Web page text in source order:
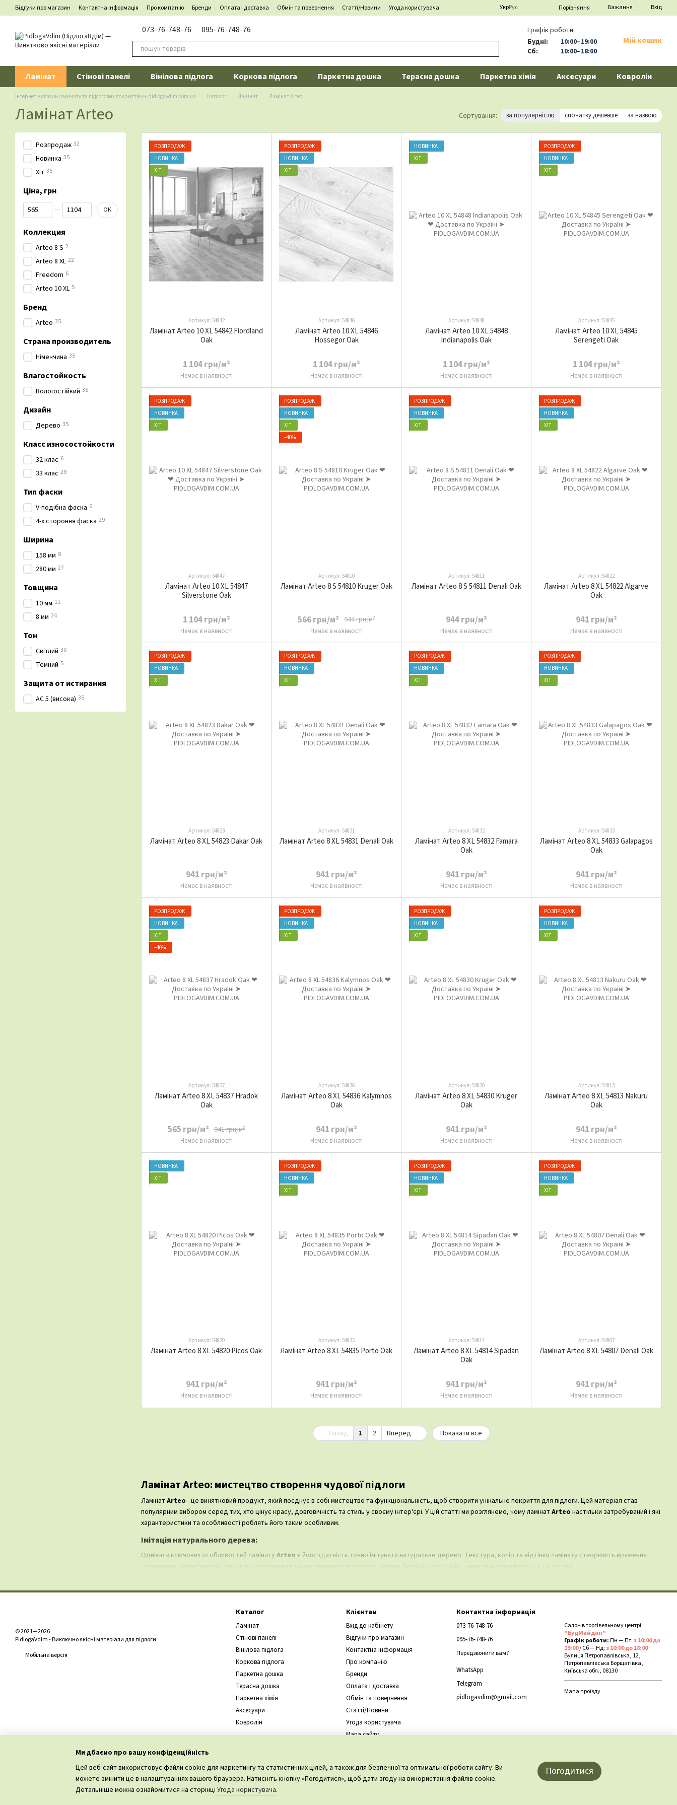
Перейти до основного контенту
Відгуки про магазин Контактна інформація Про компанію Бренди Оплата і доставка Обмін та повернення Статті/Новини Угода користувача УкрРус Порівняння Бажання Вхід
073-76-748-76 095-76-748-76
Графік роботи:
Будні:
10:00–19:00
Сб:
10:00–18:00
Мій кошик
Ламінат Стінові панелі Вінілова підлога Коркова підлога Паркетна дошка Терасна дошка Паркетна хімія Аксесуари Ковролін
Інтернет магазин ламінату та підлогових покриттів 👀 pidlogavdim.com.ua Каталог Ламінат Ламінат Arteo
Ламінат Arteo Сортування: за популярністю спочатку дешевше за назвою
Ламінат Arteo: мистецтво створення чудової підлоги
ЛамінатArteo - це винятковий продукт, який поєднує в собі мистецтво та функціональність, щоб створити унікальне покриття для підлоги. Цей матеріал став
популярним вибором серед тих, хто цінує красу, довговічність та стиль у своєму інтер'єрі. У цій статті ми розглянемо, чому ламінатArteo настільки затребуваний і які
характеристики та особливості роблять його таким особливим.
Імітація натурального дерева:
Однією з ключових особливостей ламінату Arteo є його здатність точно імітувати натуральне дерево. Текстура, колір та відтінки ламінату створюють враження
робить його ідеальним для приміщень з високою прохідністю та сімей, де діти та домашні тварини можуть створювати додаткове зношування.
Ламінат
обладнаний інноваційною системою "клац-клік", яка значно спрощує процес укладання. Ви можете легко вкласти його самі, без необхідності
запрошувати фахівців, що заощаджує вам як час, так і гроші.
надають збільшену стійкість до вологості, що робить його придатним для використання у вологих приміщеннях, таких як ванні кімнати
легко чистити та доглядати. Його поверхня не потребує спеціального догляду, і регулярне прибирання підтримає його привабливий вигляд протягом
Екологічна чистота:
Виробництво ламінатуArteoвідповідає екологічним стандартам і не містить шкідливих речовин. Це надає йому статусу екологічно чистого продукту, який
безпечний для здоров'я та навколишнього середовища.
РОЗПРОДАЖ
НОВИНКА
ХІТ
Артикул: 54842
Ламінат Arteo 10 XL 54842 Fiordland
Oak
1 104 грн/м²
Немає в наявності
РОЗПРОДАЖ
НОВИНКА
ХІТ
Артикул: 54846
Ламінат Arteo 10 XL 54846
Hossegor Oak
1 104 грн/м²
Немає в наявності
НОВИНКА
ХІТ
Артикул: 54848
Ламінат Arteo 10 XL 54848
Indianapolis Oak
1 104 грн/м²
Немає в наявності
РОЗПРОДАЖ
НОВИНКА
ХІТ
Артикул: 54845
Ламінат Arteo 10 XL 54845
Serengeti Oak
1 104 грн/м²
Немає в наявності
РОЗПРОДАЖ
НОВИНКА
ХІТ
Артикул: 54847
Ламінат Arteo 10 XL 54847
Silverstone Oak
1 104 грн/м²
Немає в наявності
РОЗПРОДАЖ
НОВИНКА
ХІТ
−40%
Артикул: 54810
Ламінат Arteo 8 S 54810 Kruger Oak
944 грн/м²
566 грн/м²
Немає в наявності
РОЗПРОДАЖ
НОВИНКА
ХІТ
Артикул: 54811
Ламінат Arteo 8 S 54811 Denali Oak
944 грн/м²
Немає в наявності
РОЗПРОДАЖ
НОВИНКА
ХІТ
Артикул: 54822
Ламінат Arteo 8 XL 54822 Algarve
Oak
941 грн/м²
Немає в наявності
РОЗПРОДАЖ
НОВИНКА
ХІТ
Артикул: 54823
Ламінат Arteo 8 XL 54823 Dakar Oak
941 грн/м²
Немає в наявності
РОЗПРОДАЖ
НОВИНКА
ХІТ
Артикул: 54831
Ламінат Arteo 8 XL 54831 Denali Oak
941 грн/м²
Немає в наявності
РОЗПРОДАЖ
НОВИНКА
ХІТ
Артикул: 54832
Ламінат Arteo 8 XL 54832 Famara
Oak
941 грн/м²
Немає в наявності
РОЗПРОДАЖ
НОВИНКА
ХІТ
Артикул: 54833
Ламінат Arteo 8 XL 54833 Galapagos
Oak
941 грн/м²
Немає в наявності
РОЗПРОДАЖ
НОВИНКА
ХІТ
−40%
Артикул: 54837
Ламінат Arteo 8 XL 54837 Hradok
Oak
941 грн/м²
565 грн/м²
Немає в наявності
РОЗПРОДАЖ
НОВИНКА
ХІТ
Артикул: 54836
Ламінат Arteo 8 XL 54836 Kalymnos
Oak
941 грн/м²
Немає в наявності
РОЗПРОДАЖ
НОВИНКА
ХІТ
Артикул: 54830
Ламінат Arteo 8 XL 54830 Kruger
Oak
941 грн/м²
Немає в наявності
РОЗПРОДАЖ
НОВИНКА
ХІТ
Артикул: 54813
Ламінат Arteo 8 XL 54813 Nakuru
Oak
941 грн/м²
Немає в наявності
НОВИНКА
ХІТ
Артикул: 54820
Ламінат Arteo 8 XL 54820 Picos Oak
941 грн/м²
Немає в наявності
РОЗПРОДАЖ
НОВИНКА
ХІТ
Артикул: 54835
Ламінат Arteo 8 XL 54835 Porto Oak
941 грн/м²
Немає в наявності
РОЗПРОДАЖ
НОВИНКА
ХІТ
Артикул: 54814
Ламінат Arteo 8 XL 54814 Sipadan
Oak
941 грн/м²
Немає в наявності
РОЗПРОДАЖ
НОВИНКА
ХІТ
Артикул: 54807
Ламінат Arteo 8 XL 54807 Denali Oak
941 грн/м²
Немає в наявності
Назад 1 2 Вперед Показати все
Розпродаж 32
Новинка 35
Хіт 35
Ціна, грн
Від Ціна, грн
До Ціна, грн ОК
Коллекция
Arteo 8 S 2
Arteo 8 XL 22
Freedom 6
Arteo 10 XL 5
Бренд
Arteo 35
Страна производитель
Німеччина 35
Влагостойкость
Вологостійкий 35
Дизайн
Дерево 35
Класс износостойкости
32 клас 6
33 клас 29
Тип фаски
V-подібна фаска 6
4-х стороння фаска 29
Ширина
158 мм 8
280 мм 27
Товщина
10 мм 11
8 мм 24
Тон
Світлий 30
Темний 5
Защита от истирания
АС 5 (висока) 35
© 2021—2026
PidlogaVdim - Виключно якісні матеріали для підлоги
Мобільна версія
Інтернет-магазин створений з Хорошоп
Каталог
Ламінат
Стінові панелі
Вінілова підлога
Коркова підлога
Паркетна дошка
Терасна дошка
Паркетна хімія
Аксесуари
Ковролін
Клієнтам
Вхід до кабінету
Відгуки про магазин
Контактна інформація
Про компанію
Бренди
Оплата і доставка
Обмін та повернення
Статті/Новини
Угода користувача
Мапа сайту
Контактна інформація
073-76-748-76
095-76-748-76
Передзвонити вам?
WhatsApp
Telegram
pidlogavdim@gmail.com
Салон в торгівельному центрі
"БудМайдан"
Графік роботи:Пн — Пт: з 10:00 до
19:00/ Сб — Нд: з 10:00 до 18:00
Вулиця Петропавлівська, 12,
Петропавлівська Борщагівка,
Київська обл., 08130
Мапа проїзду
Ми дбаємо про вашу конфіденційність
Цей веб-сайт використовує файли cookie для маркетингу та статистичних цілей, а також для безпечної та оптимальної роботи сайту. Ви
можете змінити це в налаштуваннях вашого браузера. Натисніть кнопку «Погодитися», щоб дати згоду на використання файлів cookie.
Детальніше можна ознайомитися на сторінці Угода користувача.
Погодитися